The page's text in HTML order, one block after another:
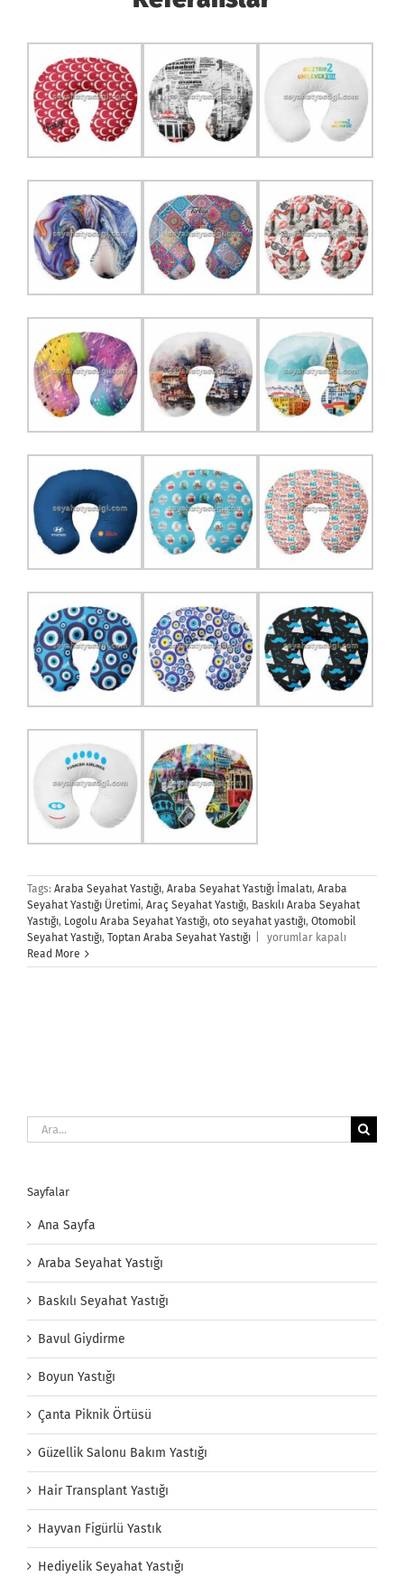
Tags: Araba Seyahat Yastığı, Araba Seyahat Yastığı İmalatı, Araba
Seyahat Yastığı Üretimi, Araç Seyahat Yastığı, Baskılı Araba Seyahat
Yastığı, Logolu Araba Seyahat Yastığı, oto seyahat yastığı, Otomobil
Seyahat Yastığı, Toptan Araba Seyahat Yastığı
Araba
Yastığı
yorumlar kapalı
Read More
Ara:
Sayfalar
Ana Sayfa
Araba Seyahat Yastığı
Baskılı Seyahat Yastığı
Bavul Giydirme
Boyun Yastığı
Çanta Piknik Örtüsü
Güzellik Salonu Bakım Yastığı
Hair Transplant Yastığı
Hayvan Figürlü Yastık
Hediyelik Seyahat Yastığı